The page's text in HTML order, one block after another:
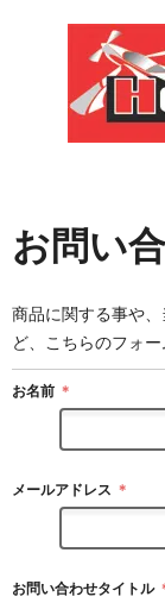
お問い
商品に関する事や
ど、こちらのフォ
お名前 ＊
メールアドレス ＊
お問い合わせタイトル